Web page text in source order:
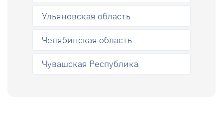
Ульяновская область
Челябинская область
Чувашская Республика